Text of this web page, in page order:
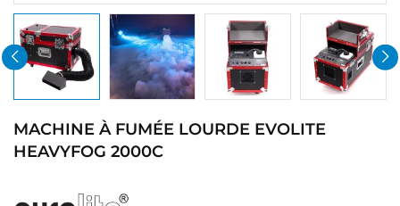
MACHINE À FUMÉE LOURDE EVOLITE
HEAVYFOG 2000C